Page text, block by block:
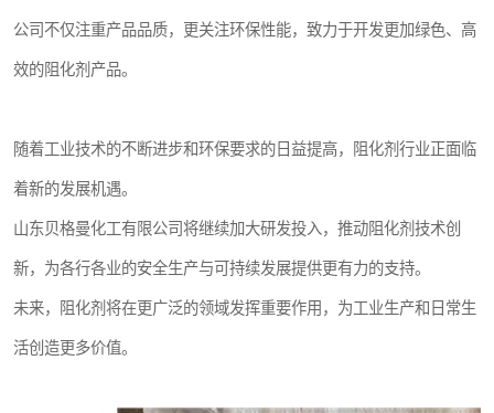
公司不仅注重产品品质，更关注环保性能，致力于开发更加绿色、高
效的阻化剂产品。
随着工业技术的不断进步和环保要求的日益提高，阻化剂行业正面临
着新的发展机遇。
山东贝格曼化工有限公司将继续加大研发投入，推动阻化剂技术创
新，为各行各业的安全生产与可持续发展提供更有力的支持。
未来，阻化剂将在更广泛的领域发挥重要作用，为工业生产和日常生
活创造更多价值。